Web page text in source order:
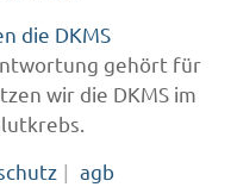
die DKMS
gehört für
wir die DKMS im
agb